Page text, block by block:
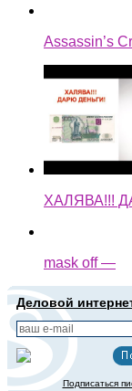
Assassin’s
ХАЛЯВА!!!
mask off —
Деловой
Подписаться